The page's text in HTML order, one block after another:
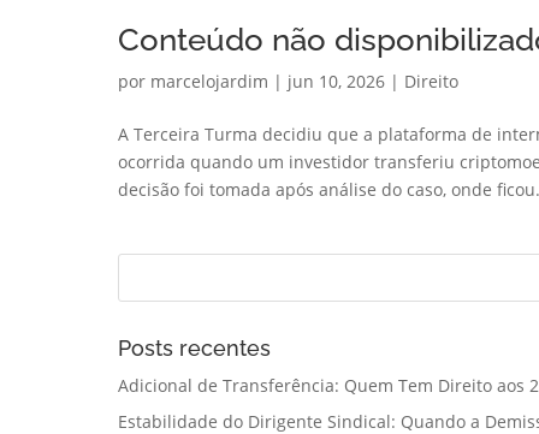
Conteúdo não
por marcelojardim | jun 10, 2026 | Direito
A Terceira Turma decidiu que a plataforma de
ocorrida quando um investidor transferiu
decisão foi tomada após análise do caso, onde
Posts recentes
Adicional de Transferência: Quem Tem Direito aos
Estabilidade do Dirigente Sindical: Quando a